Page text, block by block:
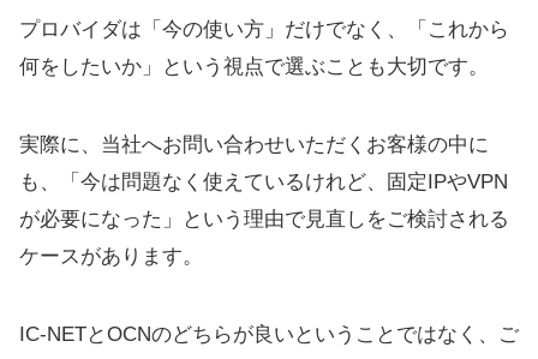
プロバイダは「今の使い方」だけでなく、「これから
何をしたいか」という視点で選ぶことも大切です。
実際に、当社へお問い合わせいただくお客様の中に
も、「今は問題なく使えているけれど、固定IPやVPN
が必要になった」という理由で見直しをご検討される
ケースがあります。
IC-NETとOCNのどちらが良いということではなく、ご